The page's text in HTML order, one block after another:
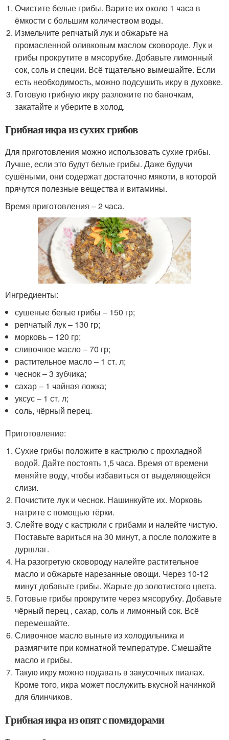
Очистите белые грибы. Варите их около 1 часа в
ёмкости с большим количеством воды.
Измельчите репчатый лук и обжарьте на
промасленной оливковым маслом сковороде. Лук и
грибы прокрутите в мясорубке. Добавьте лимонный
сок, соль и специи. Всё тщательно вымешайте. Если
есть необходимость, можно подсушить икру в духовке.
Готовую грибную икру разложите по баночкам,
закатайте и уберите в холод.
Грибная икра из сухих грибов
Для приготовления можно использовать сухие грибы.
Лучше, если это будут белые грибы. Даже будучи
сушёными, они содержат достаточно мякоти, в которой
прячутся полезные вещества и витамины.
Время приготовления – 2 часа.
Ингредиенты:
сушеные белые грибы – 150 гр;
репчатый лук – 130 гр;
морковь – 120 гр;
сливочное масло – 70 гр;
растительное масло – 1 ст. л;
чеснок – 3 зубчика;
сахар – 1 чайная ложка;
уксус – 1 ст. л;
соль, чёрный перец.
Приготовление:
Сухие грибы положите в кастрюлю с прохладной
водой. Дайте постоять 1,5 часа. Время от времени
меняйте воду, чтобы избавиться от выделяющейся
слизи.
Почистите лук и чеснок. Нашинкуйте их. Морковь
натрите с помощью тёрки.
Слейте воду с кастрюли с грибами и налейте чистую.
Поставьте вариться на 30 минут, а после положите в
дуршлаг.
На разогретую сковороду налейте растительное
масло и обжарьте нарезанные овощи. Через 10-12
минут добавьте грибы. Жарьте до золотистого цвета.
Готовые грибы прокрутите через мясорубку. Добавьте
чёрный перец , сахар, соль и лимонный сок. Всё
перемешайте.
Сливочное масло выньте из холодильника и
размягчите при комнатной температуре. Смешайте
масло и грибы.
Такую икру можно подавать в закусочных пиалах.
Кроме того, икра может послужить вкусной начинкой
для блинчиков.
Грибная икра из опят с помидорами